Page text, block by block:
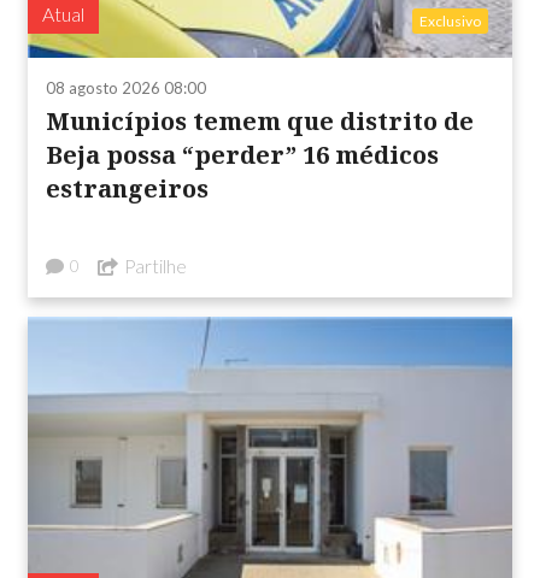
Atual Exclusivo
08 agosto 2026 08:00
Municípios temem que distrito de
Beja possa “perder” 16 médicos
estrangeiros
0 Partilhe